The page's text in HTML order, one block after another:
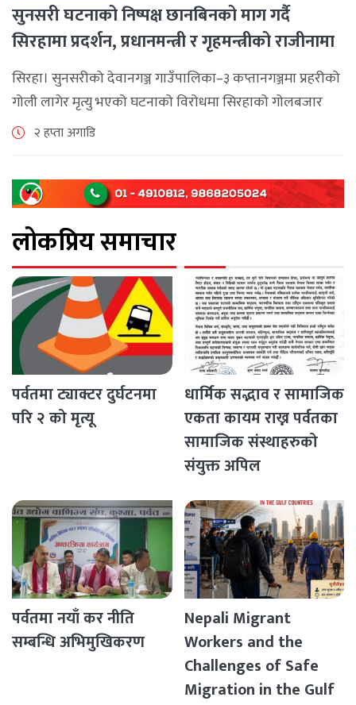
सुनसरी घटनाको निष्पक्ष छानबिनको माग गर्दै
सिरहामा प्रदर्शन, प्रधानमन्त्री र गृहमन्त्रीको राजीनामा
माग
सिरहा। सुनसरीको देवानगञ्ज गाउँपालिका–३ कप्तानगञ्जमा प्रहरीको
गोली लागेर मृत्यु भएको घटनाको विरोधमा सिरहाको गोलबजार
नगरपालिका–८ पुरानो चोक चोहर्वामा स्थानीयले प्रदर्शन गरेका
पश्चिम राजमार्ग अवरुद्ध [...]
२ हप्ता अगाडि
लोकप्रिय समाचार
पर्वतमा ट्याक्टर दुर्घटनमा
परि २ को मृत्यू
धार्मिक सद्भाव र सामाजिक
एकता कायम राख्न पर्वतका
सामाजिक संस्थाहरुको
संयुक्त अपिल
पर्वतमा नयाँ कर नीति
सम्बन्धि अभिमुखिकरण
Nepali Migrant
Workers and the
Challenges of Safe
Migration in the Gulf